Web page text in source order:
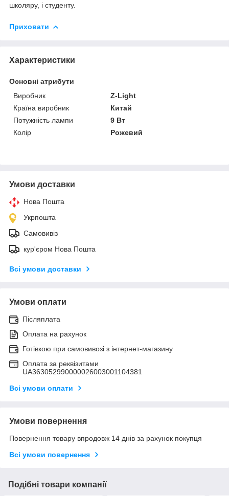
школяру, і студенту.
Приховати
Характеристики
Основні атрибути
Виробник
Z-Light
Країна виробник
Китай
Потужність лампи
9 Вт
Колір
Рожевий
Умови доставки
Нова Пошта
Укрпошта
Самовивіз
кур'єром Нова Пошта
Всі умови доставки
Умови оплати
Післяплата
Оплата на рахунок
Готівкою при самовивозі з інтернет-магазину
Оплата за реквізитами
UA363052990000026003001104381
Всі умови оплати
Умови повернення
Повернення товару впродовж 14 днів за рахунок покупця
Всі умови повернення
Подібні товари компанії